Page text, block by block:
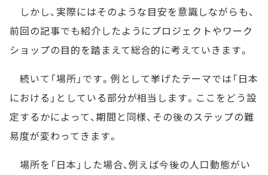
しかし、実際にはそのような目安を意識しながらも、
前回の記事でも紹介したようにプロジェクトやワーク
ショップの目的を踏まえて総合的に考えていきます。
続いて「場所」です。例として挙げたテーマでは「日本
における」としている部分が相当します。ここをどう設
定するかによって、期間と同様、その後のステップの難
易度が変わってきます。
場所を「日本」した場合、例えば今後の人口動態がい